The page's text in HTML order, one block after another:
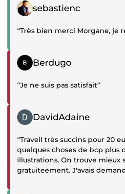
Témoignage positif
sebastienc
“Très bien merci Morgane, je
Témoignage négatif
Berdugo
“Je ne suis pas satisfait”
Témoignage négatif
DavidAdaine
“Traveil très succins pour 20
quelques choses de bcp plus
illustrations. On trouve mieux
gratuiteement. J'avais
étaient bien indiquées mais il